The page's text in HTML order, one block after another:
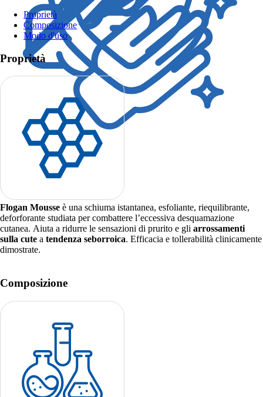
Proprietà
Composizione
Modo d'uso
Proprietà
Flogan Mousse è una schiuma istantanea, esfoliante, riequilibrante,
deforforante studiata per combattere l’eccessiva desquamazione
cutanea. Aiuta a ridurre le sensazioni di prurito e gli arrossamenti
sulla cute a tendenza seborroica. Efficacia e tollerabilità clinicamente
dimostrate.
Composizione